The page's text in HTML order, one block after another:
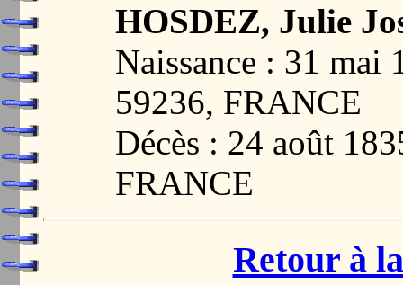
HOSDEZ, Julie
Naissance : 31
59236, FRANCE
Décès : 24 août
FRANCE
Retour à